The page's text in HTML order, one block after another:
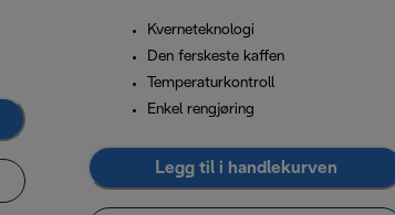
Kverneteknologi
Den ferskeste kaffen
Temperaturkontroll
Enkel rengjøring
Legg til i handlekurven